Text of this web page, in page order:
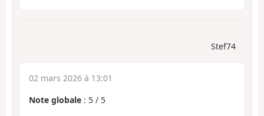
Stef74
02 mars 2026 à 13:01
Note globale : 5 / 5